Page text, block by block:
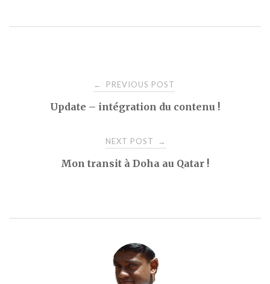
navigation
← PREVIOUS POST
Update – intégration du contenu !
NEXT POST →
Mon transit à Doha au Qatar !